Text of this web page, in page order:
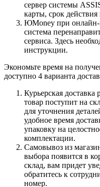
сервер системы
карты, срок
ЮMoney при онлайн-
система
сервиса. Здесь
инструкции.
Экономьте время на
доступно 4 варианта
Курьерская доставка
товар поступит на
для уточнения
удобное время
упаковку на
комплектации.
Самовывоз из
выбора появится в
склад, вам придет
обратитесь к
номер.